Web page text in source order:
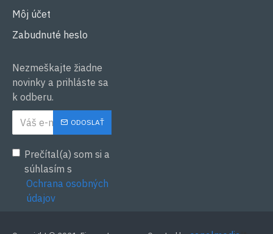
Môj účet
Zabudnuté heslo
Nezmeškajte žiadne
novinky a prihláste sa
k odberu.
ODOSLAŤ
Prečítal(a) som si a
súhlasím s
Ochrana osobných
údajov